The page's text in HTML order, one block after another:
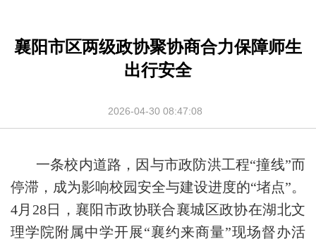
襄阳市区两级政协聚协商合力保障师生
出行安全
2026-04-30 08:47:08
一条校内道路，因与市政防洪工程“撞线”而
停滞，成为影响校园安全与建设进度的“堵点”。
4月28日，襄阳市政协联合襄城区政协在湖北文
理学院附属中学开展“襄约来商量”现场督办活